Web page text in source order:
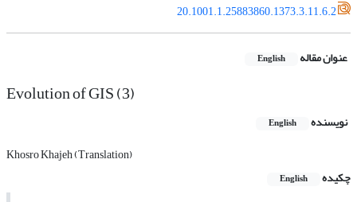
20.1001.1.25883860.1373.3.11.6.2
عنوان مقاله English
Evolution of GIS (3)
نویسنده English
Khosro Khajeh (Translation)
چکیده
English